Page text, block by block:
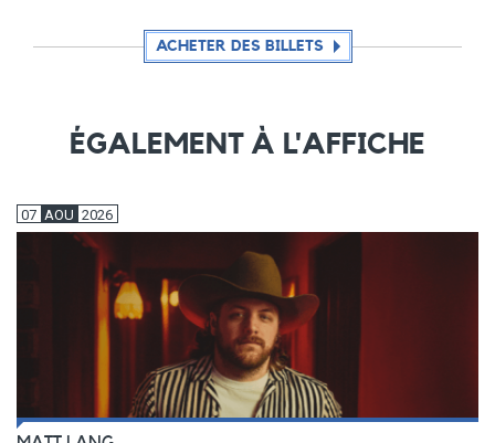
ACHETER DES BILLETS
ÉGALEMENT À L'AFFICHE
07 AOU 2026